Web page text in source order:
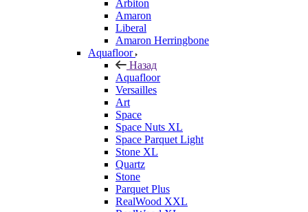
Arbiton
Amaron
Liberal
Amaron Herringbone
Aquafloor
Назад
Aquafloor
Versailles
Art
Space
Space Nuts XL
Space Parquet Light
Stone XL
Quartz
Stone
Parquet Plus
RealWood XXL